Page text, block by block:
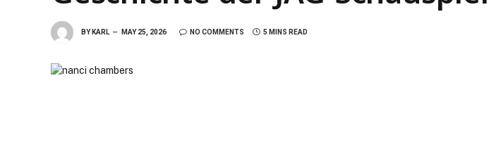
BY KARL MAY 25, 2026 NO COMMENTS 5 MINS READ